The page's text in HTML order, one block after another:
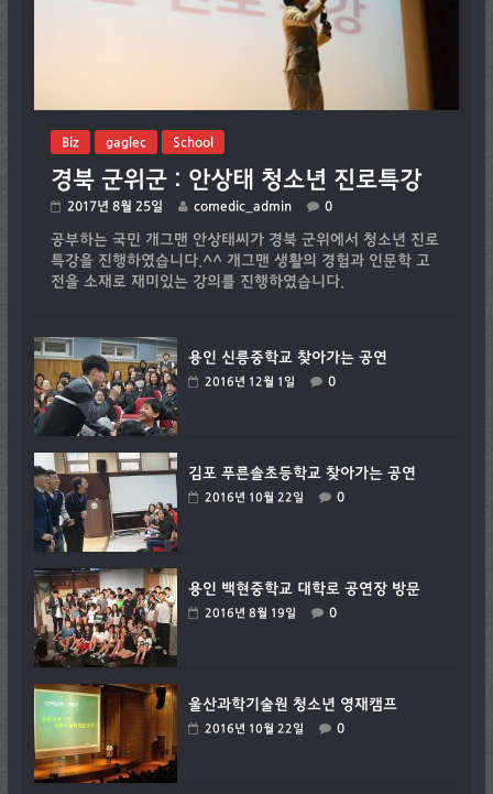
Biz gaglec School
경북 군위군 : 안상태 청소년 진로특강
2017년 8월 25일 comedic_admin 0
공부하는 국민 개그맨 안상태씨가 경북 군위에서 청소년 진로
특강을 진행하였습니다.^^ 개그맨 생활의 경험과 인문학 고
전을 소재로 재미있는 강의를 진행하였습니다.
용인 신릉중학교 찾아가는 공연
2016년 12월 1일 0
김포 푸른솔초등학교 찾아가는 공연
2016년 10월 22일 0
용인 백현중학교 대학로 공연장 방문
2016년 8월 19일 0
울산과학기술원 청소년 영재캠프
2016년 10월 22일 0